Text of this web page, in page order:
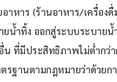
าหาร (ร้านอาหาร/เครื่อง
น้ำทิ้ง ออกสู่ระบบระบายน้
น ที่มีประสิทธิภาพไม่ต่ำกว่
รฐานตามกฎหมายว่าด้วย